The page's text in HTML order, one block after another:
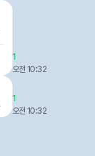
1
오전 10:32
1
오전 10:32